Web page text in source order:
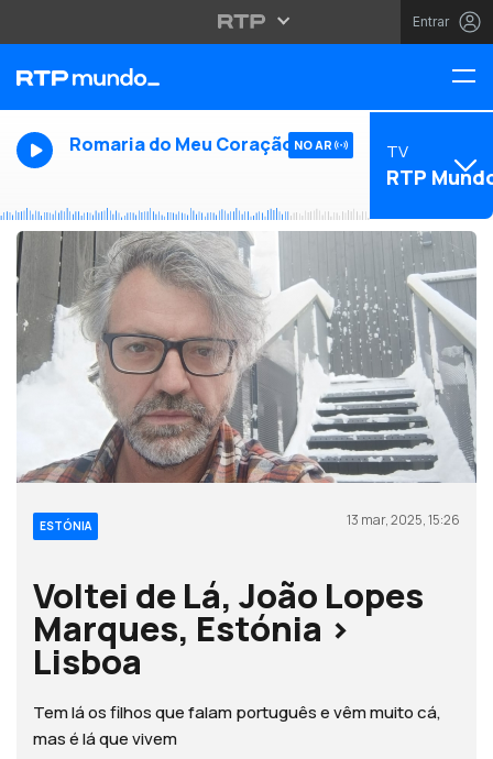
Entrar
Romaria do Meu Coração NO AR TV
RTP
ESTÓNIA 13 mar, 2025, 15:26
Voltei de Lá, João Lopes
Marques, Estónia >
Lisboa
Tem lá os filhos que falam português e vêm muito cá,
mas é lá que vivem